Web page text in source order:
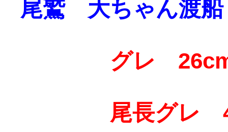
尾鷲 大ちゃん渡船
グレ
尾長グレ